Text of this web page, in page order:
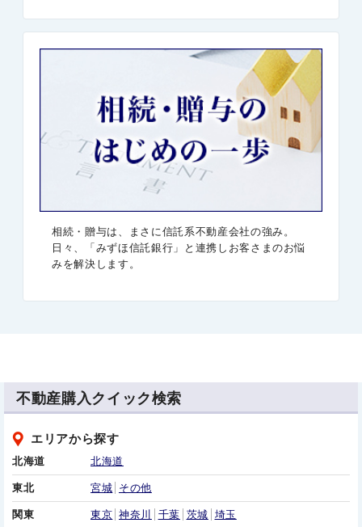
相続・贈与は、まさに信託系不動産会社の強み。
日々、「みずほ信託銀行」と連携しお客さまのお悩
みを解決します。
不動産購入クイック検索
エリアから探す
北海道 北海道
東北 宮城 その他
関東 東京 神奈川 千葉 茨城 埼玉